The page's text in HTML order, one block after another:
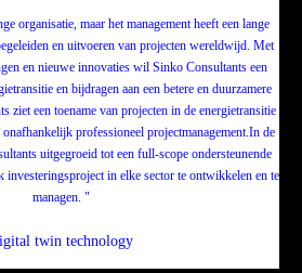
organisatie, maar het management heeft een lange
en uitvoeren van projecten wereldwijd. Met
en nieuwe innovaties wil Sinko Consultants een
en bijdragen aan een betere en duurzamere
ziet een toename van projecten in de energietransitie
onafhankelijk professioneel projectmanagement.In de
uitgegroeid tot een full-scope ondersteunende
investeringsproject in elke sector te ontwikkelen en te
managen. "
twin technology